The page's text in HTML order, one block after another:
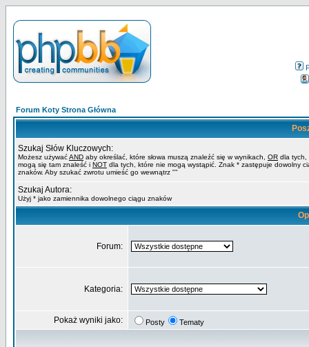
Forum Koty Strona Główna
Szukaj Słów Kluczowych:
Możesz używaćAND aby określać, które słowa muszą znaleźć się w wynikach, OR dla tych,
mogą się tam znaleść i NOT dla tych, które nie mogą wystąpić. Znak * zastępuje dowolny
znaków. Aby szukać zwrotu umieść go wewnątrz ""
Szukaj Autora:
Użyj * jako zamiennika dowolnego ciągu znaków
Forum:
Kategoria:
Pokaż wyniki jako: Posty Tematy